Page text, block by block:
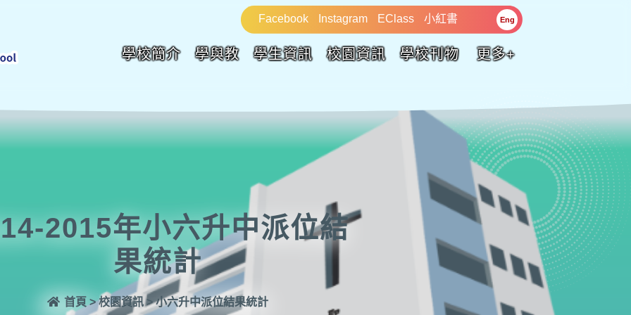
Facebook Instagram EClass 小紅書 Eng
學校簡介 學與教 學生資訊 校園資訊 學校刊物 更多+
2015年小六升中派位結
果統計
首頁 > 校園資訊 > 小六升中派位結果統計